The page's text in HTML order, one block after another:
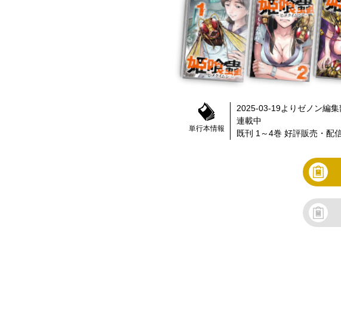
単行本情報
2025-03-19より ゼノン編集
連載中
既刊 1～4巻 好評販売・配